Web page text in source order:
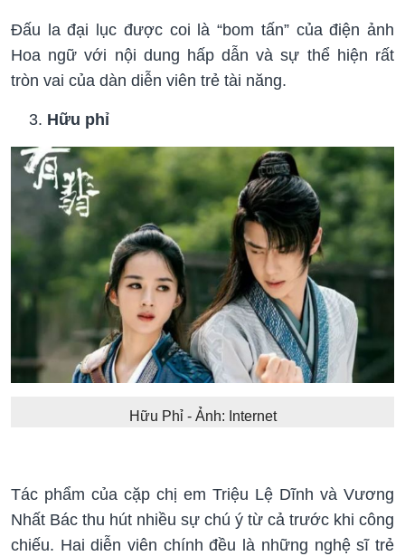
Đấu la đại lục được coi là “bom tấn” của điện ảnh
Hoa ngữ với nội dung hấp dẫn và sự thể hiện rất
tròn vai của dàn diễn viên trẻ tài năng.
Hữu phỉ
Hữu Phỉ - Ảnh: Internet
Tác phẩm của cặp chị em Triệu Lệ Dĩnh và Vương
Nhất Bác thu hút nhiều sự chú ý từ cả trước khi công
chiếu. Hai diễn viên chính đều là những nghệ sĩ trẻ